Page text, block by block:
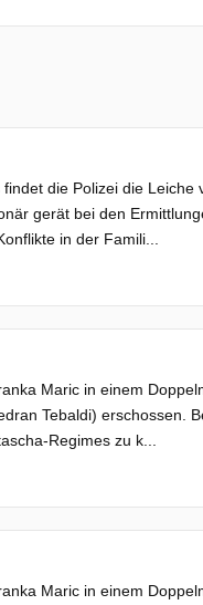
die Polizei die Leiche
gerät bei den
in der Famili...
Maric in einem
Tebaldi) erschossen.
Regimes zu k...
Maric in einem